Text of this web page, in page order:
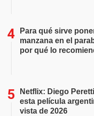
Para qué sirve
manzana en el
por qué lo
Netflix: Diego
esta película
vista de 2026